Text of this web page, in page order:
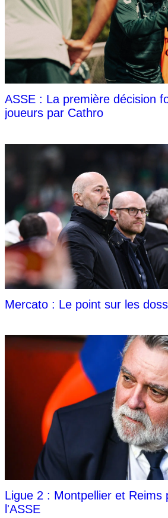
ASSE : La première décision
joueurs par Cathro
Mercato : Le point sur les
Ligue 2 : Montpellier et Reims
l'ASSE